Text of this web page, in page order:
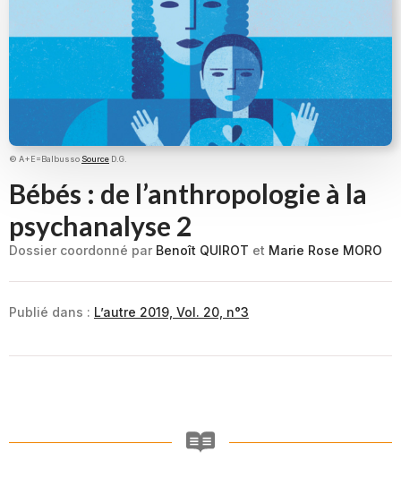
© A+E=Balbusso Source D.G.
Bébés : de l’anthropologie à la
psychanalyse 2
Dossier coordonné par Benoît QUIROT et Marie Rose MORO
Publié dans : L’autre 2019, Vol. 20, n°3